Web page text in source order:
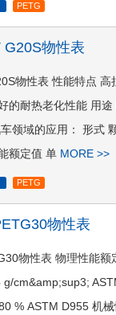
PETG
G20S物性表
物性表 性能特点 高
的耐热老化性能 用途
领域的应用： 形式
额定值 单 MORE >>
PETG
物性表
物性表 物理性能额
cm&amp;sup3;
% ASTM D955 机